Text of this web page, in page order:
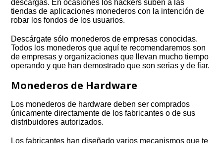
descargas. En ocasiones los hackers suben a las
tiendas de aplicaciones monederos con la intención de
robar los fondos de los usuarios.
Descárgate sólo monederos de empresas conocidas.
Todos los monederos que aquí te recomendaremos son
de empresas y organizaciones que llevan mucho tiempo
operando y que han demostrado que son serias y de fiar.
Monederos de Hardware
Los monederos de hardware deben ser comprados
únicamente directamente de los fabricantes o de sus
distribuidores autorizados.
Los fabricantes han diseñado varios mecanismos que te